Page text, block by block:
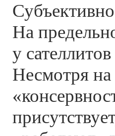
На
у
Несмотря на